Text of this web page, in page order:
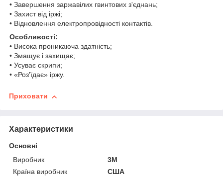
• Завершення заржавілих гвинтових з'єднань;
• Захист від іржі;
• Відновлення електропровідності контактів.
Особливості:
• Висока проникаюча здатність;
• Змащує і захищає;
• Усуває скрипи;
• «Роз'їдає» іржу.
Приховати
Характеристики
Основні
Виробник
3М
Країна виробник
США